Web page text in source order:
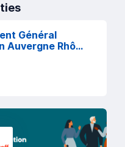
Général
Auvergne Rhône